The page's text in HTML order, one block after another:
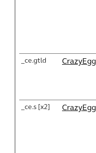
_ce.gtld CrazyEgg
_ce.s [x2] CrazyEgg